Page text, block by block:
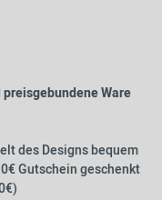
Ware
des Designs bequem
Gutschein geschenkt